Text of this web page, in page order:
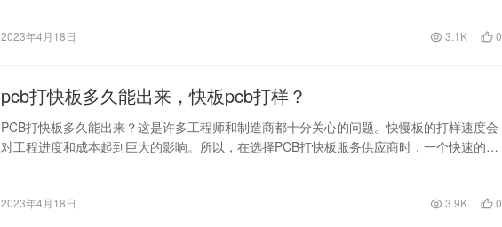
2023年4月18日 3.1K 0
pcb打快板多久能出来，快板pcb打样？
PCB打快板多久能出来？这是许多工程师和制造商都十分关心的问题。快慢板的打样速度会
对工程进度和成本起到巨大的影响。所以，在选择PCB打快板服务供应商时，一个快速的交
2023年4月18日 3.9K 0